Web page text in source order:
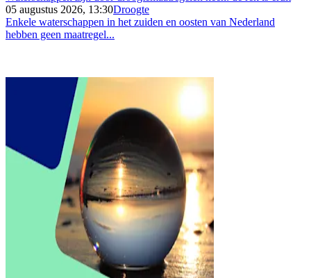
05 augustus 2026, 13:30Droogte
Enkele waterschappen in het zuiden en oosten van Nederland
hebben geen maatregel...